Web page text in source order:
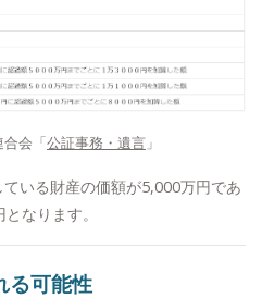
会「公証事務・遺言 」
いる財産の価額が5,000万円であ
なります。
る可能性